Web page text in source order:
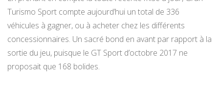
Turismo Sport compte aujourd’hui un total de 336
véhicules à gagner, ou à acheter chez les différents
concessionnaires. Un sacré bond en avant par rapport à la
sortie du jeu, puisque le GT Sport d’octobre 2017 ne
proposait que 168 bolides.